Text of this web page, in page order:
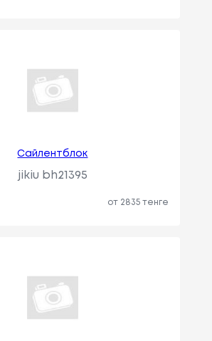
Сайлентблок
jikiu bh21395
от 2835 тенге